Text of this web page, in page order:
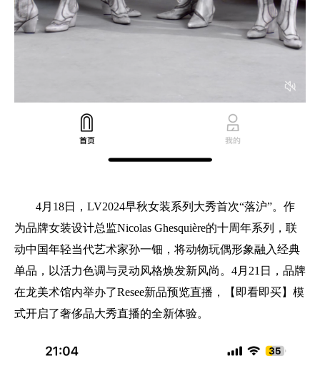
4月18日，LV2024早秋女装系列大秀首次“落沪”。作
为品牌女装设计总监Nicolas Ghesquière的十周年系列，联
动中国年轻当代艺术家孙一钿，将动物玩偶形象融入经典
单品，以活力色调与灵动风格焕发新风尚。4月21日，品牌
在龙美术馆内举办了Resee新品预览直播，【即看即买】模
式开启了奢侈品大秀直播的全新体验。